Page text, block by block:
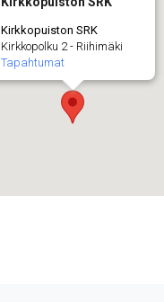
Kirkkopuiston SRK
Kirkkopolku 2 - Riihimäki
Tapahtumat